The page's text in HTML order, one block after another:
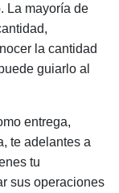
La mayoría de
la cantidad
guiarlo al
entrega,
te adelantes a
tu
sus operaciones